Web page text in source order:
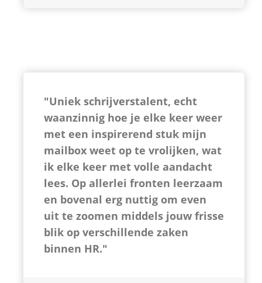
"Uniek schrijverstalent, echt
waanzinnig hoe je elke keer weer
met een inspirerend stuk mijn
mailbox weet op te vrolijken, wat
ik elke keer met volle aandacht
lees. Op allerlei fronten leerzaam
en bovenal erg nuttig om even
uit te zoomen middels jouw frisse
blik op verschillende zaken
binnen HR."